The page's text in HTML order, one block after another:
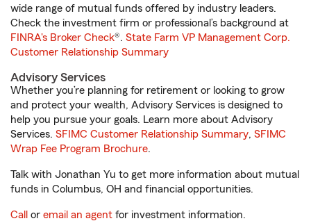
wide range of mutual funds offered by industry leaders.
Check the investment firm or professional’s background at
FINRA's Broker Check®. State Farm VP Management Corp.
Customer Relationship Summary
Advisory Services
Whether you’re planning for retirement or looking to grow
and protect your wealth, Advisory Services is designed to
help you pursue your goals. Learn more about Advisory
Services. SFIMC Customer Relationship Summary, SFIMC
Wrap Fee Program Brochure.
Talk with Jonathan Yu to get more information about mutual
funds in Columbus, OH and financial opportunities.
Call or email an agent for investment information.